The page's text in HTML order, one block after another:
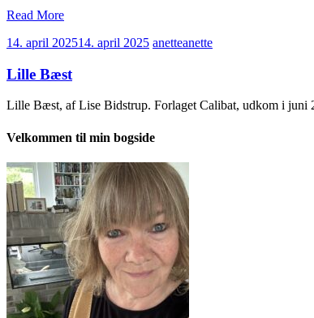
Read More
14. april 202514. april 2025 anetteanette
Lille Bæst
Lille Bæst, af Lise Bidstrup. Forlaget Calibat, udkom i
Velkommen til min bogside